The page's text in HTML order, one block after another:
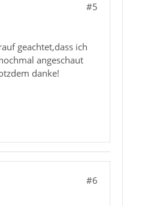
#5
geachtet,dass ich
angeschaut
danke!
#6